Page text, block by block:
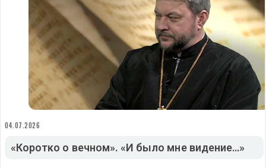
04.07.2026
«Коротко о вечном». «И было мне видение…»